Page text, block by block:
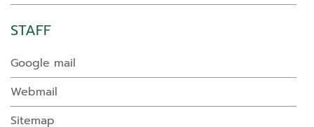
STAFF
Google mail
Webmail
Sitemap